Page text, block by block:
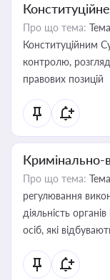
Про що тема:
Конституційним
контролю,
правових позицій
Кримінально-
Про що тема:
регулювання
діяльність
осіб, які